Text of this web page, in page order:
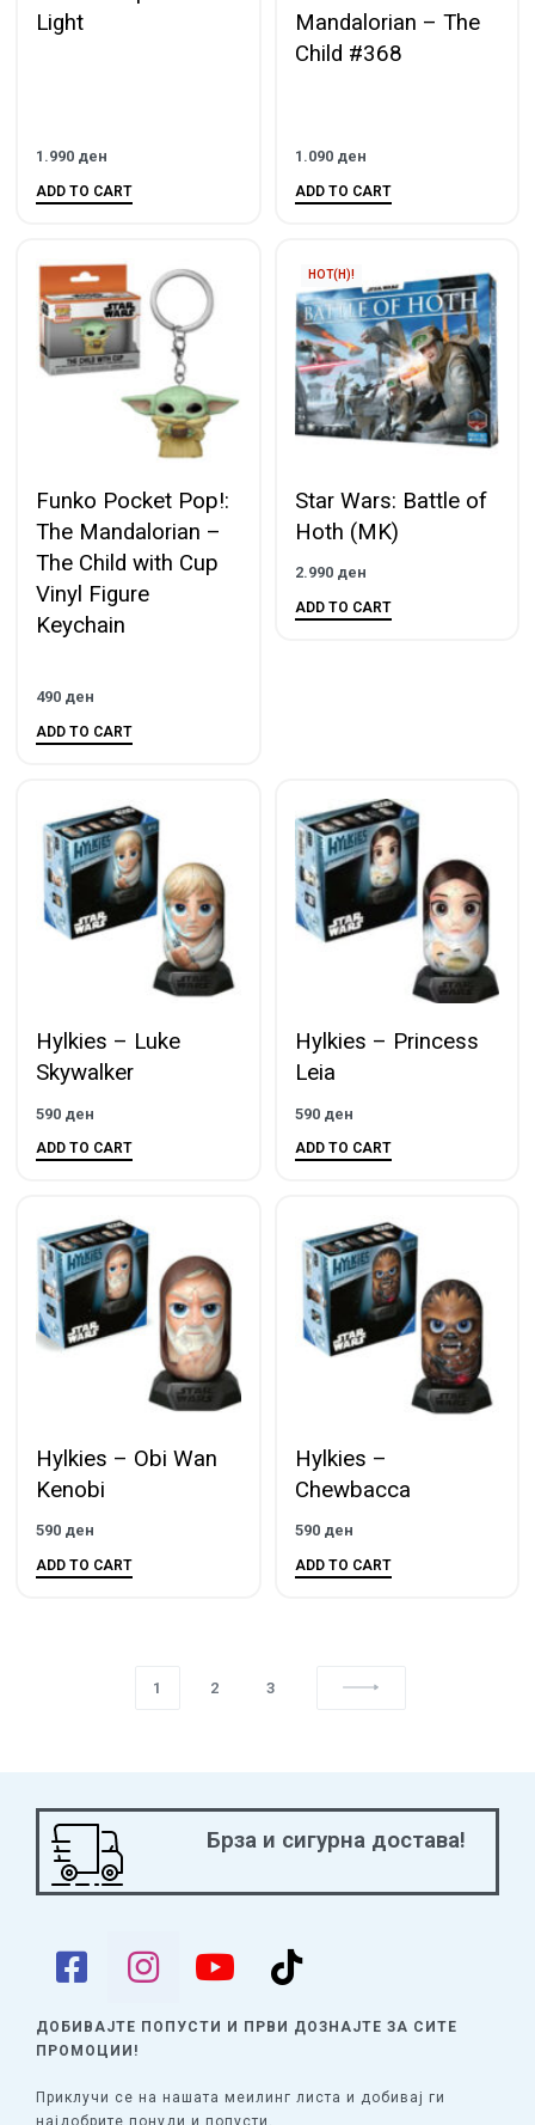
Light
1.990 ден
ADD TO CART
Mandalorian – The
Child #368
1.090 ден
ADD TO CART
Funko Pocket Pop!:
The Mandalorian –
The Child with Cup
Vinyl Figure
Keychain
490 ден
ADD TO CART
HOT(H)!
Star Wars: Battle of
Hoth (MK)
2.990 ден
ADD TO CART
Hylkies – Luke
Skywalker
590 ден
ADD TO CART
Hylkies – Princess
Leia
590 ден
ADD TO CART
Hylkies – Obi Wan
Kenobi
590 ден
ADD TO CART
Hylkies –
Chewbacca
590 ден
ADD TO CART
1 2 3
Брза и сигурна достава!
ДОБИВАЈТЕ ПОПУСТИ И ПРВИ ДОЗНАЈТЕ ЗА СИТЕ
ПРОМОЦИИ!
Приклучи се на нашата меилинг листа и добивај ги
најдобрите понуди и попусти.